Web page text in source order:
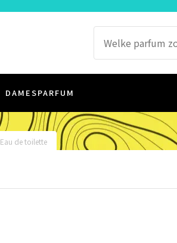
DAMESPARFUM
Eau de toilette